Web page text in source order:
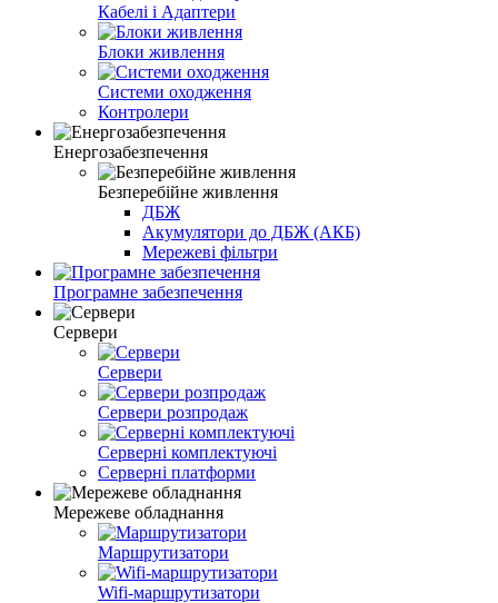
Кабелі і Адаптери
Блоки живлення
Системи оходження
Контролери
Енергозабезпечення
Безперебійне живлення
ДБЖ
Акумулятори до ДБЖ (АКБ)
Мережеві фільтри
Програмне забезпечення
Сервери
Сервери
Сервери розпродаж
Серверні комплектуючі
Серверні платформи
Мережеве обладнання
Маршрутизатори
Wifi-маршрутизатори